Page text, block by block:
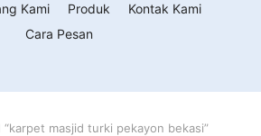
Kami Produk
Kontak Kami
Cara Pesan
masjid turki pekayon bekasi”